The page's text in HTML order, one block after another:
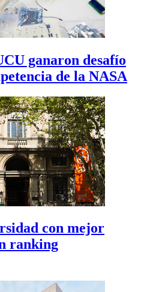
ganaron desafío
de la NASA
con mejor
ranking